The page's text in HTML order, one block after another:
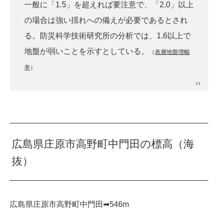
一般に「1.5」を超えれば要注意で、「2.0」以上
の場合は強い揺れへの備えが必要であるとされ
る。防災科学技術研究所の分析では、1.6以上で
地盤が弱いことを示すとしている。
（表層地盤増幅
率）
広島県庄原市高野町中門田の標高（海
抜）
広島県庄原市高野町中門田➡︎546m